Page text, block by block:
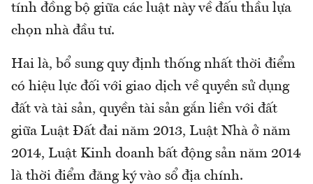
tính đồng bộ giữa các luật này về đấu thầu lựa
chọn nhà đầu tư.
Hai là, bổ sung quy định thống nhất thời điểm
có hiệu lực đối với giao dịch về quyền sử dụng
đất và tài sản, quyền tài sản gắn liền với đất
giữa Luật Đất đai năm 2013, Luật Nhà ở năm
2014, Luật Kinh doanh bất động sản năm 2014
là thời điểm đăng ký vào sổ địa chính.